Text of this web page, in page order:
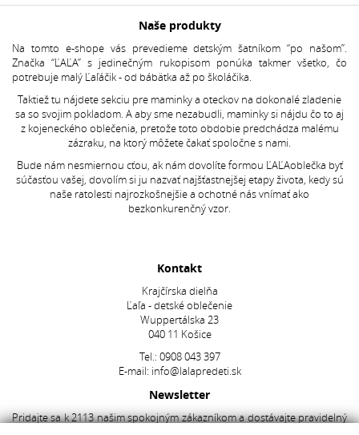
Naše produkty
Na tomto e-shope vás prevedieme detským šatníkom “po našom”.
Značka “ĽAĽA” s jedinečným rukopisom ponúka takmer všetko, čo
potrebuje malý Ľaľáčik - od bábätka až po školáčika.
Taktiež tu nájdete sekciu pre maminky a oteckov na dokonalé zladenie
sa so svojim pokladom. A aby sme nezabudli, maminky si nájdu čo to aj
z kojeneckého oblečenia, pretože toto obdobie predchádza malému
zázraku, na ktorý môžete čakať spoločne s nami.
Bude nám nesmiernou cťou, ak nám dovolíte formou ĽAĽAoblečka byť
súčasťou vašej, dovolím si ju nazvať najšťastnejšej etapy života, kedy sú
naše ratolesti najrozkošnejšie a ochotné nás vnímať ako
bezkonkurenčný vzor.
Kontakt
Krajčírska dielňa
Ľaľa - detské oblečenie
Wuppertálska 23
040 11 Košice
Tel.: 0908 043 397
E-mail: info@lalapredeti.sk
Newsletter
Pridajte sa k 2113 našim spokojným zákazníkom a dostávajte pravidelný